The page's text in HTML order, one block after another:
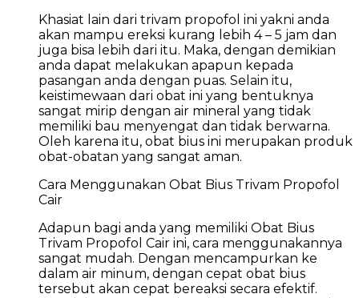
Khasiat lain dari trivam propofol ini yakni anda
akan mampu ereksi kurang lebih 4 – 5 jam dan
juga bisa lebih dari itu. Maka, dengan demikian
anda dapat melakukan apapun kepada
pasangan anda dengan puas. Selain itu,
keistimewaan dari obat ini yang bentuknya
sangat mirip dengan air mineral yang tidak
memiliki bau menyengat dan tidak berwarna.
Oleh karena itu, obat bius ini merupakan produk
obat-obatan yang sangat aman.
Cara Menggunakan Obat Bius Trivam Propofol
Cair
Adapun bagi anda yang memiliki Obat Bius
Trivam Propofol Cair ini, cara menggunakannya
sangat mudah. Dengan mencampurkan ke
dalam air minum, dengan cepat obat bius
tersebut akan cepat bereaksi secara efektif.